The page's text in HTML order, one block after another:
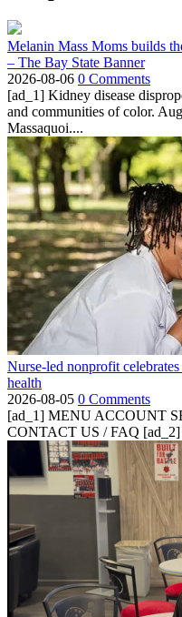
Melanin Mass Moms builds
– The Bay State Banner
2026-08-06 0 Comments
[ad_1] Kidney disease
and communities of color.
Massaquoi....
Nurse-led nonprofit
health
2026-08-05 0 Comments
[ad_1] MENU ACCOUNT
CONTACT US / FAQ [ad_2]